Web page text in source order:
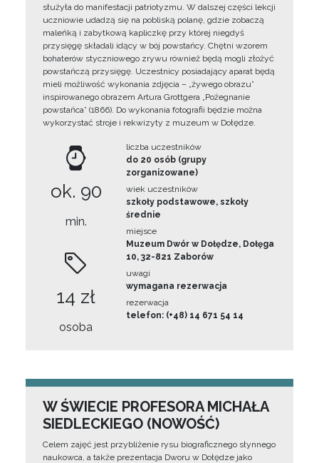
służyła do manifestacji patriotyzmu. W dalszej części lekcji
uczniowie udadzą się na pobliską polanę, gdzie zobaczą
maleńką i zabytkową kapliczkę przy której niegdyś
przysięgę składali idący w bój powstańcy. Chętni wzorem
bohaterów styczniowego zrywu również będą mogli złożyć
powstańczą przysięgę. Uczestnicy posiadający aparat będą
mieli możliwość wykonania zdjęcia – „żywego obrazu”
inspirowanego obrazem Artura Grottgera „Pożegnanie
powstańca” (1866). Do wykonania fotografii będzie można
wykorzystać stroje i rekwizyty z muzeum w Dołędze.
ok. 90
min.
14 zł
osoba
liczba uczestników
do 20 osób (grupy
zorganizowane)
wiek uczestników
szkoły podstawowe, szkoły
średnie
miejsce
Muzeum Dwór w Dołędze, Dołęga
10, 32-821 Zaborów
uwagi
wymagana rezerwacja
rezerwacja
telefon: (+48) 14 671 54 14
W ŚWIECIE PROFESORA MICHAŁA
SIEDLECKIEGO (NOWOŚĆ)
Celem zajęć jest przybliżenie rysu biograficznego słynnego
naukowca, a także prezentacja Dworu w Dołędze jako